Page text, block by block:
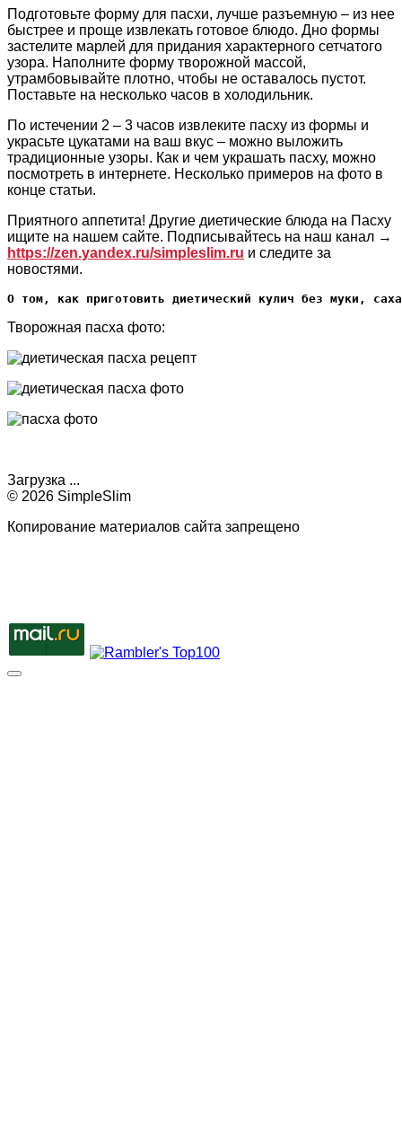
Подготовьте форму для пасхи, лучше разъемную – из нее
быстрее и проще извлекать готовое блюдо. Дно формы
застелите марлей для придания характерного сетчатого
узора. Наполните форму творожной массой,
утрамбовывайте плотно, чтобы не оставалось пустот.
Поставьте на несколько часов в холодильник.
По истечении 2 – 3 часов извлеките пасху из формы и
украсьте цукатами на ваш вкус – можно выложить
традиционные узоры. Как и чем украшать пасху, можно
посмотреть в интернете. Несколько примеров на фото в
конце статьи.
Приятного аппетита! Другие диетические блюда на Пасху
ищите на нашем сайте. Подписывайтесь на наш канал →
https://zen.yandex.ru/simpleslim.ru и следите за
новостями.
О том, как приготовить диетический кулич без муки,
Творожная пасха фото:
Загрузка ...
© 2026 SimpleSlim
Копирование материалов сайта запрещено